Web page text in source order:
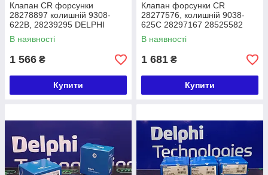
Клапан CR форсунки
28278897 колишній 9308-
622B, 28239295 DELPHI
EURO 5
В наявності
1 566 ₴
Купити
Клапан форсунки CR
28277576, колишній 9038-
625С 28297167 28525582
Євро-5 DELPHI
В наявності
1 681 ₴
Купити